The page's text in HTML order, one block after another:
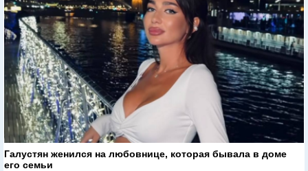
Галустян женился на любовнице, которая бывала в доме
его семьи